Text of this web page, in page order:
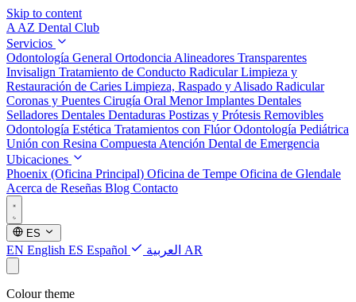
Skip to content
A AZ Dental Club
Servicios
Odontología General Ortodoncia Alineadores Transparentes
Invisalign Tratamiento de Conducto RadicularLimpieza y
Restauración de Caries Limpieza, Raspado y Alisado Radicular
Coronas y Puentes Cirugía Oral MenorImplantes Dentales
Selladores Dentales Dentaduras Postizas y Prótesis Removibles
Odontología Estética Tratamientos con FlúorOdontología Pediátrica
Unión con Resina Compuesta Atención Dental de Emergencia
Ubicaciones
Phoenix (Oficina Principal) Oficina de Tempe Oficina de Glendale
Acerca de Reseñas Blog Contacto
ES
EN English ES Español AR العربية
Colour theme